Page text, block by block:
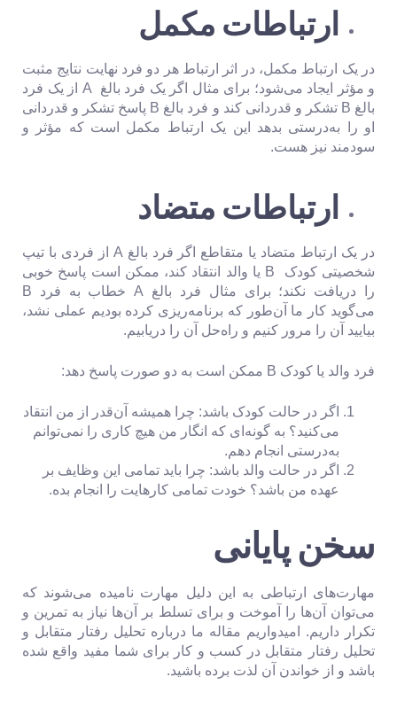
ارتباطات مکمل
در یک ارتباط مکمل، در اثر ارتباط هر دو فرد نهایت نتایج مثبت
و مؤثر ایجاد می‌شود؛ برای مثال اگر یک فرد بالغ A از یک فرد
بالغ B تشکر و قدردانی کند و فرد بالغ B پاسخ تشکر و قدردانی
او را به‌درستی بدهد این یک ارتباط مکمل است که مؤثر و
سودمند نیز هست.
ارتباطات متضاد
در یک ارتباط متضاد یا متقاطع اگر فرد بالغ A از فردی با تیپ
شخصیتی کودک B یا والد انتقاد کند، ممکن است پاسخ خوبی
را دریافت نکند؛ برای مثال فرد بالغ A خطاب به فرد B
می‌گوید کار ما آن‌طور که برنامه‌ریزی کرده بودیم عملی نشد،
بیایید آن را مرور کنیم و راه‌حل آن را دریابیم.
فرد والد یا کودک B ممکن است به دو صورت پاسخ دهد:
اگر در حالت کودک باشد: چرا همیشه آن‌قدر از من انتقاد
می‌کنید؟ به گونه‌ای که انگار من هیچ کاری را نمی‌توانم
به‌درستی انجام دهم.
اگر در حالت والد باشد: چرا باید تمامی این وظایف بر
عهده من باشد؟ خودت تمامی کارهایت را انجام بده.
سخن پایانی
مهارت‌های ارتباطی به این دلیل مهارت نامیده می‌شوند که
می‌توان آن‌ها را آموخت و برای تسلط بر آن‌ها نیاز به تمرین و
تکرار داریم. امیدواریم مقاله ما درباره تحلیل رفتار متقابل و
تحلیل رفتار متقابل در کسب و کار برای شما مفید واقع شده
باشد و از خواندن آن لذت برده باشید.